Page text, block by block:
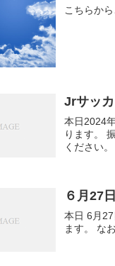
こちらか
Jrサッ
本日2024
ります。
ください
６月27
本日 6月
ます。 な